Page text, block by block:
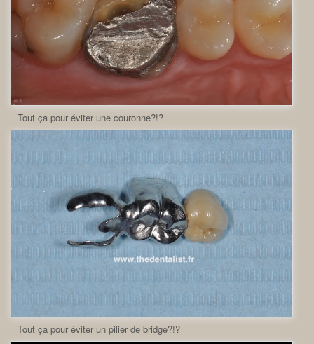
Tout ça pour éviter une couronne?!?
Tout ça pour éviter un pilier de bridge?!?